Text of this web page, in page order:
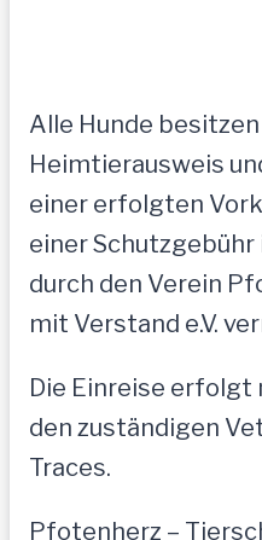
Alle Hunde besitzen
Heimtierausweis
einer erfolgten
einer Schutzgebühr
durch den Verein
mit Verstand e.V.
Die Einreise erfolgt
den zuständigen
Traces.
Pfotenherz –